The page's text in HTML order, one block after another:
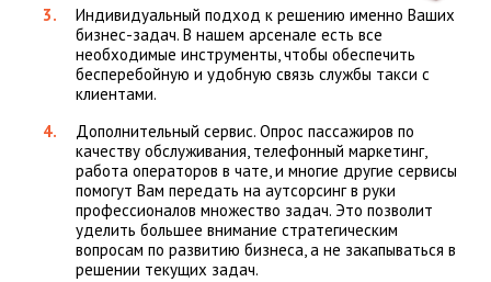
Индивидуальный подход к решению именно Ваших
бизнес-задач. В нашем арсенале есть все
необходимые инструменты, чтобы обеспечить
бесперебойную и удобную связь службы такси с
клиентами.
Дополнительный сервис. Опрос пассажиров по
качеству обслуживания, телефонный маркетинг,
работа операторов в чате, и многие другие сервисы
помогут Вам передать на аутсорсинг в руки
профессионалов множество задач. Это позволит
уделить большее внимание стратегическим
вопросам по развитию бизнеса, а не закапываться в
решении текущих задач.